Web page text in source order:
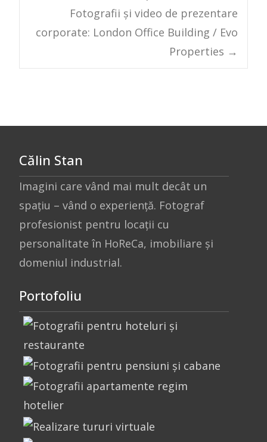
navigation
Fotografii și video de prezentare
corporate: London Office Building / Evo
Properties →
Călin Stan
Imagini care vând mai mult decât un
spațiu – vând o experiență. Fotograf
profesionist pentru locații cu
personalitate în HoReCa, imobiliare și
domeniul industrial.
Portofoliu